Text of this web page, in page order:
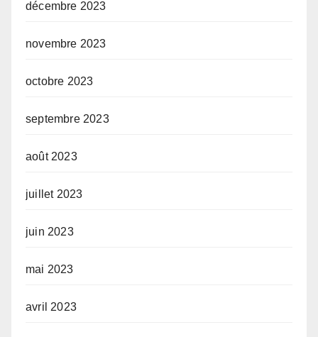
décembre 2023
novembre 2023
octobre 2023
septembre 2023
août 2023
juillet 2023
juin 2023
mai 2023
avril 2023